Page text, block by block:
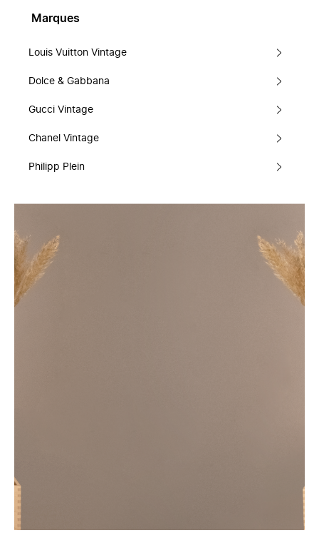
Marques
Louis Vuitton Vintage
Dolce & Gabbana
Gucci Vintage
Chanel Vintage
Philipp Plein